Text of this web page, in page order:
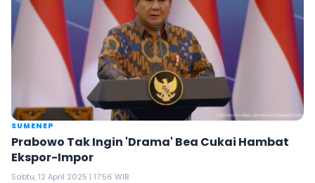
SUMENEP
Prabowo Tak Ingin 'Drama' Bea Cukai Hambat
Ekspor-Impor
Sabtu, 12 April 2025 | 17:56 WIB